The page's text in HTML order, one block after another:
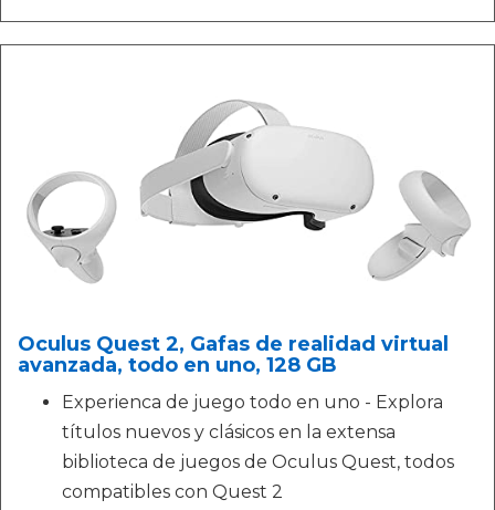
Oculus Quest 2, Gafas de realidad virtual
avanzada, todo en uno, 128 GB
Experienca de juego todo en uno - Explora
títulos nuevos y clásicos en la extensa
biblioteca de juegos de Oculus Quest, todos
compatibles con Quest 2